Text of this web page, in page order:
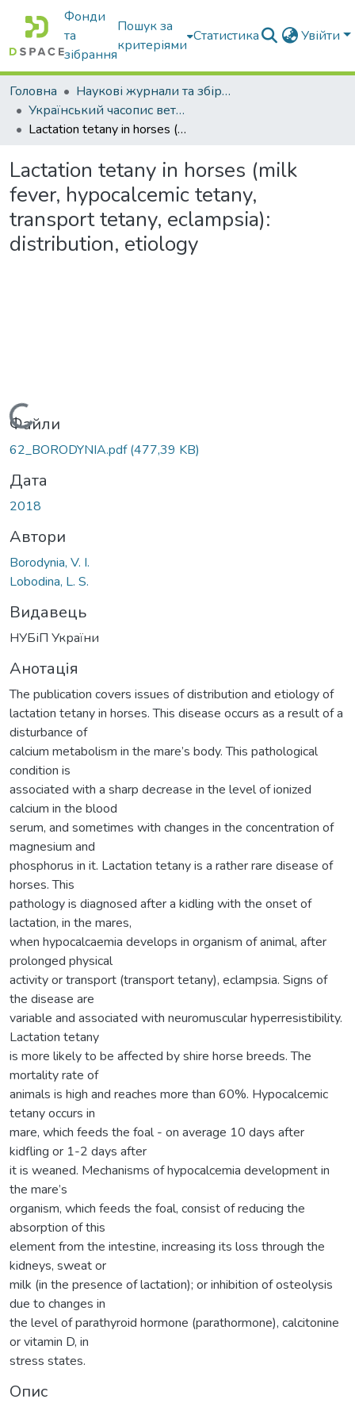
Фонди
та
зібрання
Пошук за
критеріями
Статистика Увійти
Головна
Наукові журнали та збірники видань
Український часопис ветеринарних наук
Lactation tetany in horses (milk fever, hypocalcemic tetany, transport tetany, eclampsia): distribution, etiology
Lactation tetany in horses (milk
fever, hypocalcemic tetany,
transport tetany, eclampsia):
distribution, etiology
Вантажиться...
Файли
62_BORODYNIA.pdf(477,39 KB)
Дата
2018
Автори
Borodynia, V. І.
Lobodina, L. S.
Видавець
НУБіП України
Анотація
The publication covers issues of distribution and etiology of
lactation tetany in horses. This disease occurs as a result of a
disturbance of
calcium metabolism in the mare’s body. This pathological
condition is
associated with a sharp decrease in the level of ionized
calcium in the blood
serum, and sometimes with changes in the concentration of
magnesium and
phosphorus in it. Lactation tetany is a rather rare disease of
horses. This
pathology is diagnosed after a kidling with the onset of
lactation, in the mares,
when hypocalcaemia develops in organism of animal, after
prolonged physical
activity or transport (transport tetany), eclampsia. Signs of
the disease are
variable and associated with neuromuscular hyperresistibility.
Lactation tetany
is more likely to be affected by shire horse breeds. The
mortality rate of
animals is high and reaches more than 60%. Hypocalcemic
tetany occurs in
mare, which feeds the foal - on average 10 days after
kidfling or 1-2 days after
it is weaned. Mechanisms of hypocalcemia development in
the mare’s
organism, which feeds the foal, consist of reducing the
absorption of this
element from the intestine, increasing its loss through the
kidneys, sweat or
milk (in the presence of lactation); or inhibition of osteolysis
due to changes in
the level of parathyroid hormone (parathormone), calcitonine
or vitamin D, in
stress states.
Опис